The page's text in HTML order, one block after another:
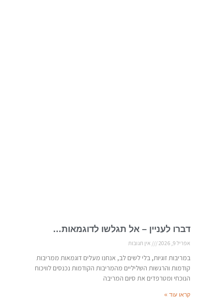
דברו לעניין – אל תגלשו לדוגמאות…
אפריל 9, 2026 אין תגובות
במריבות זוגיות, בלי לשים לב, אנחנו מעלים דוגמאות ממריבות
קודמות והרגשות השליליים מהמריבות הקודמות נכנסים לוויכוח
הנוכחי ומטרפדים את סיום המריבה
קראו עוד »